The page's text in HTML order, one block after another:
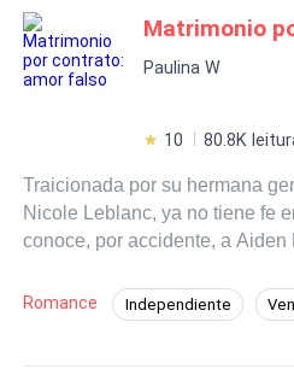
Matrimonio por Contrato
Poder Femenino
Matrimonio
Paulina W
10 80.8K
Traicionada por su hermana
Nicole Leblanc, ya no tiene fe en el
conoce, por accidente, a Aiden
manera más insólita, pero que
historia de amor. Ella creyó haber alcanzado la felicidad,
Romance Independiente